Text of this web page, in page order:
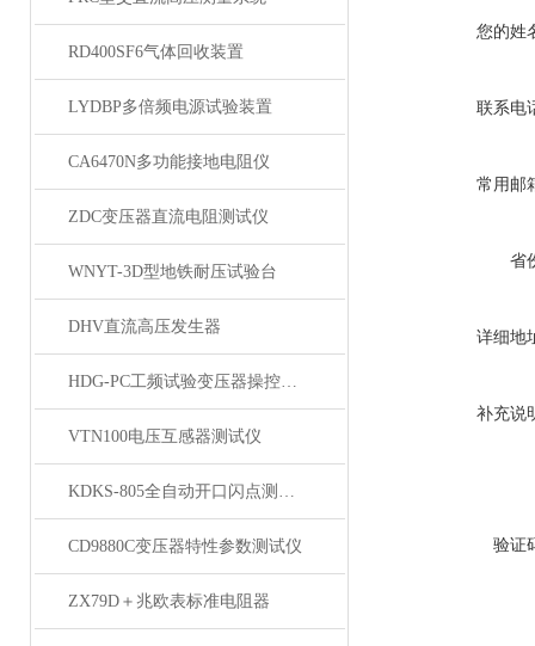
RD400SF6气体回收装置
LYDBP多倍频电源试验装置
CA6470N多功能接地电阻仪
ZDC变压器直流电阻测试仪
WNYT-3D型地铁耐压试验台
DHV直流高压发生器
HDG-PC工频试验变压器操控装置
VTN100电压互感器测试仪
KDKS-805全自动开口闪点测定仪
CD9880C变压器特性参数测试仪
ZX79D＋兆欧表标准电阻器
您的姓
联系电
常用邮
省
详细地
补充说
验证